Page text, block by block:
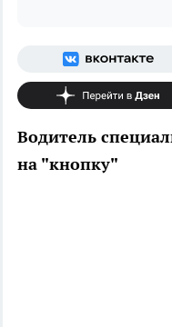
Водитель
на "кнопку"